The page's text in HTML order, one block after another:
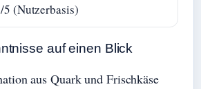
5 (Nutzerbasis)
auf einen Blick
aus Quark und Frischkäse